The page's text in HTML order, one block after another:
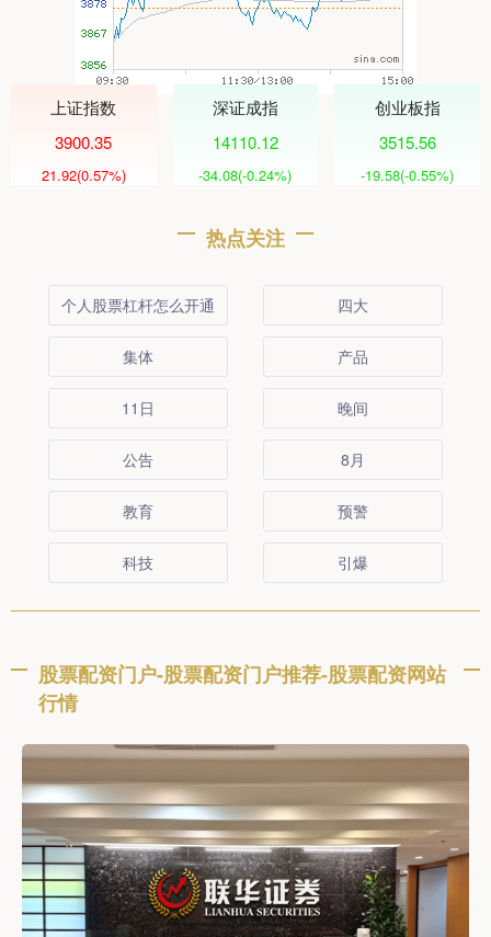
上证指数
3900.35
21.92(0.57%)
深证成指
14110.12
-34.08(-0.24%)
创业板指
3515.56
-19.58(-0.55%)
热点关注
个人股票杠杆怎么开通 四大
集体 产品
11日 晚间
公告 8月
教育 预警
科技 引爆
股票配资门户-股票配资门户推荐-股票配资网站
行情